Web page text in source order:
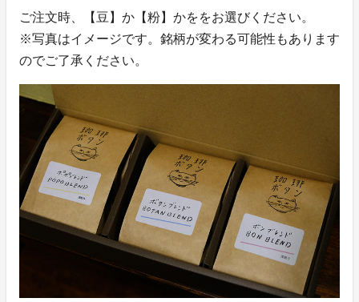
ご注文時、【豆】か【粉】かををお選びください。
※写真はイメージです。銘柄が変わる可能性もあります
のでご了承ください。